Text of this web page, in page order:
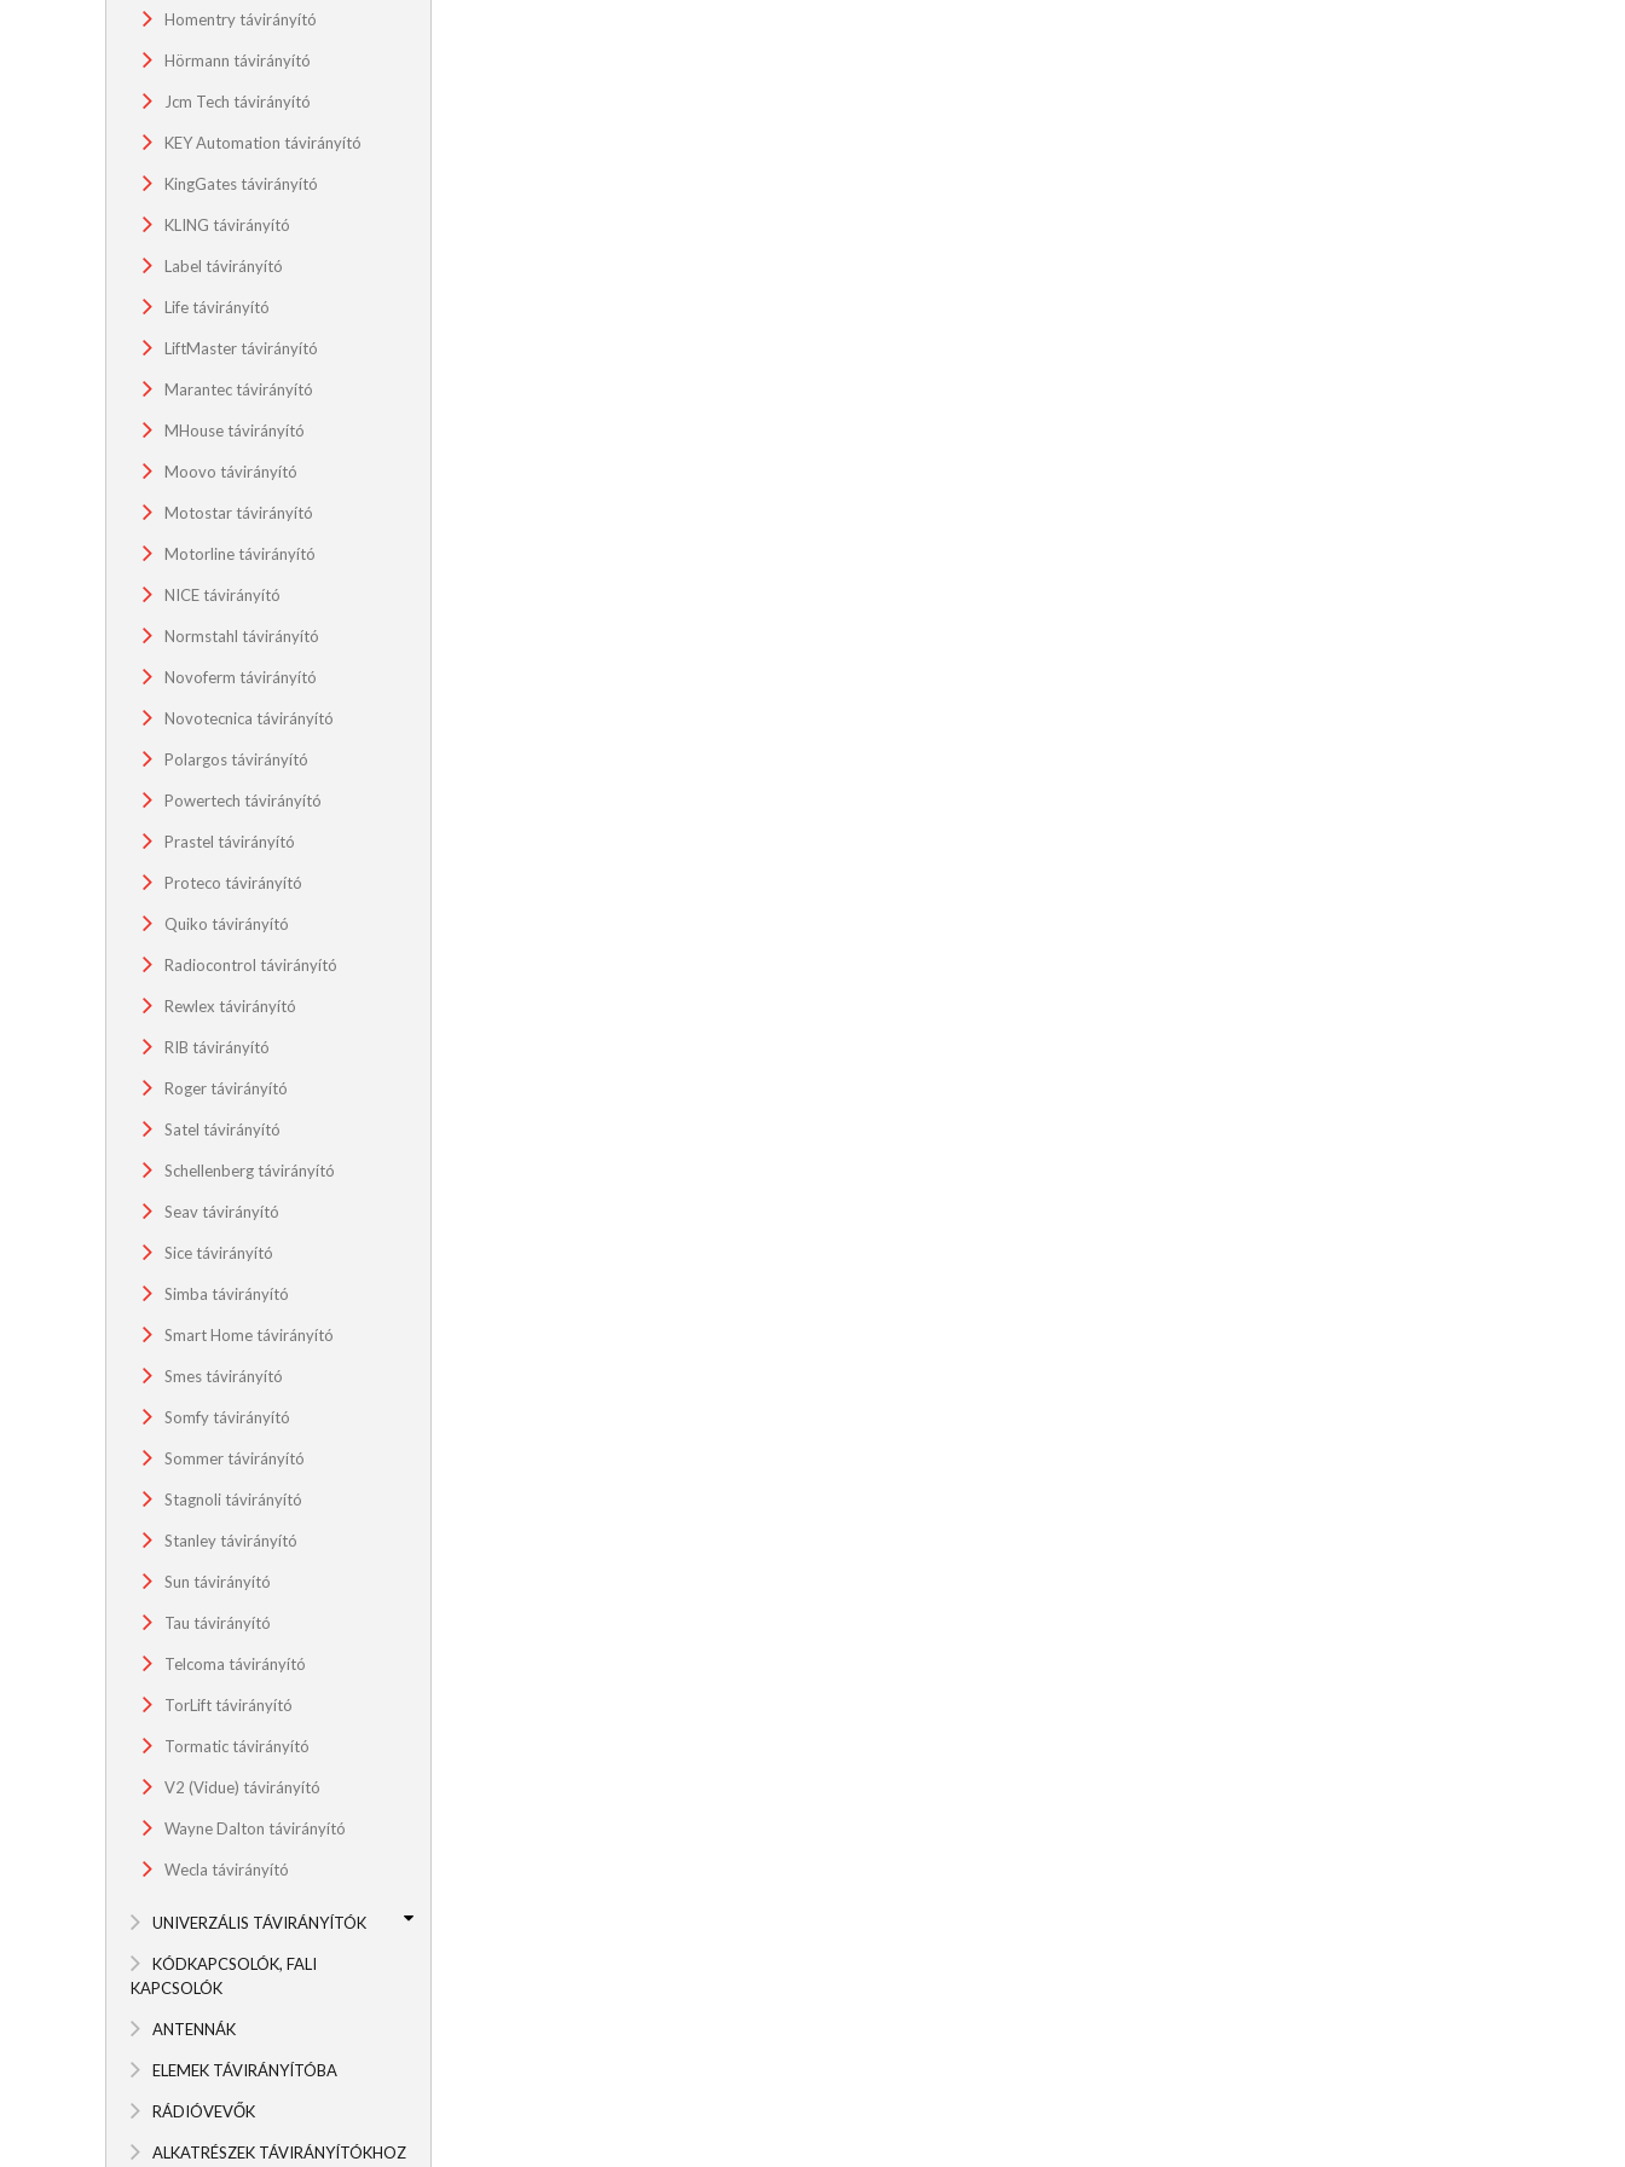
Homentry távirányító
Hörmann távirányító
Jcm Tech távirányító
KEY Automation távirányító
KingGates távirányító
KLING távirányító
Label távirányító
Life távirányító
LiftMaster távirányító
Marantec távirányító
MHouse távirányító
Moovo távirányító
Motostar távirányító
Motorline távirányító
NICE távirányító
Normstahl távirányító
Novoferm távirányító
Novotecnica távirányító
Polargos távirányító
Powertech távirányító
Prastel távirányító
Proteco távirányító
Quiko távirányító
Radiocontrol távirányító
Rewlex távirányító
RIB távirányító
Roger távirányító
Satel távirányító
Schellenberg távirányító
Seav távirányító
Sice távirányító
Simba távirányító
Smart Home távirányító
Smes távirányító
Somfy távirányító
Sommer távirányító
Stagnoli távirányító
Stanley távirányító
Sun távirányító
Tau távirányító
Telcoma távirányító
TorLift távirányító
Tormatic távirányító
V2 (Vidue) távirányító
Wayne Dalton távirányító
Wecla távirányító
UNIVERZÁLIS TÁVIRÁNYÍTÓK
KÓDKAPCSOLÓK, FALI
KAPCSOLÓK
ANTENNÁK
ELEMEK TÁVIRÁNYÍTÓBA
RÁDIÓVEVŐK
ALKATRÉSZEK TÁVIRÁNYÍTÓKHOZ